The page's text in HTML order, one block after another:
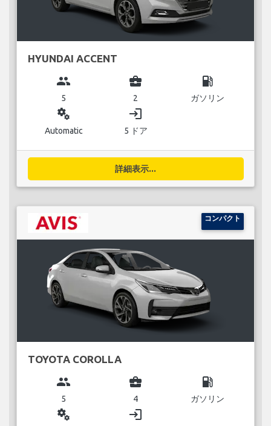
HYUNDAI ACCENT
group
5
business_center
2
local_gas_station
ガソリン
miscellaneous_services
Automatic
login
5 ドア
詳細表示...
コンパクト
TOYOTA COROLLA
group
5
business_center
4
local_gas_station
ガソリン
miscellaneous_services login